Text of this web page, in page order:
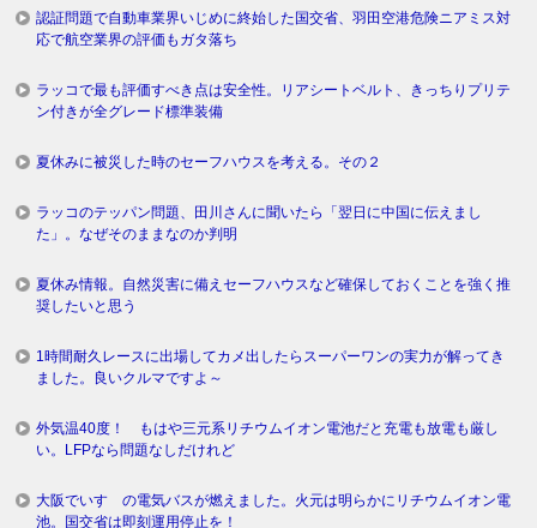
認証問題で自動車業界いじめに終始した国交省、羽田空港危険ニアミス対
応で航空業界の評価もガタ落ち
ラッコで最も評価すべき点は安全性。リアシートベルト、きっちりプリテ
ン付きが全グレード標準装備
夏休みに被災した時のセーフハウスを考える。その２
ラッコのテッパン問題、田川さんに聞いたら「翌日に中国に伝えまし
た」。なぜそのままなのか判明
夏休み情報。自然災害に備えセーフハウスなど確保しておくことを強く推
奨したいと思う
1時間耐久レースに出場してカメ出したらスーパーワンの実力が解ってき
ました。良いクルマですよ～
外気温40度！ もはや三元系リチウムイオン電池だと充電も放電も厳し
い。LFPなら問題なしだけれど
大阪でいすゞの電気バスが燃えました。火元は明らかにリチウムイオン電
池。国交省は即刻運用停止を！